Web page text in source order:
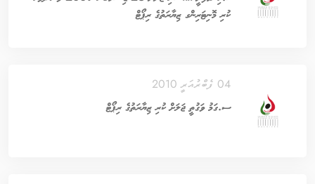
ކުރި މޮނިޓަރިންގ ޒިޔާރަތުގެ ރިޕޯޓް
04 ފެބްރުއަރީ 2010
ސ.ގަމު ވަގުތީ ޖަލަށް ކުރި ޒިޔާރަތުގެ ރިޕޯޓް